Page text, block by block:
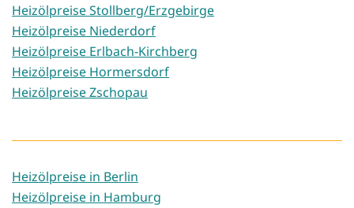
Heizölpreise Stollberg/Erzgebirge
Heizölpreise Niederdorf
Heizölpreise Erlbach-Kirchberg
Heizölpreise Hormersdorf
Heizölpreise Zschopau
Heizölpreise in Berlin
Heizölpreise in Hamburg